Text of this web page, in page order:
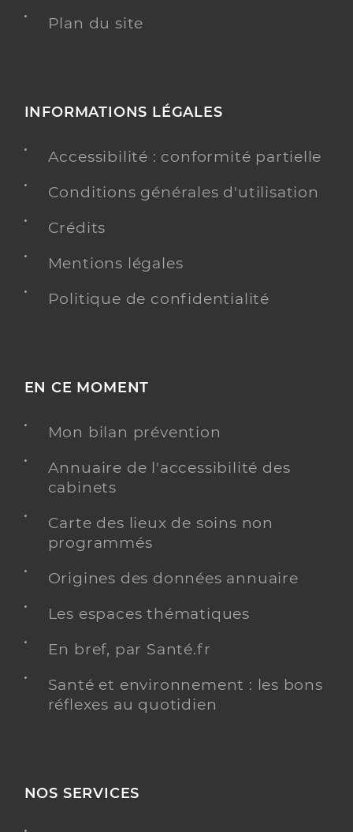
Plan du site
INFORMATIONS LÉGALES
Accessibilité : conformité partielle
Conditions générales d'utilisation
Crédits
Mentions légales
Politique de confidentialité
EN CE MOMENT
Mon bilan prévention
Annuaire de l'accessibilité des
cabinets
Carte des lieux de soins non
programmés
Origines des données annuaire
Les espaces thématiques
En bref, par Santé.fr
Santé et environnement : les bons
réflexes au quotidien
NOS SERVICES